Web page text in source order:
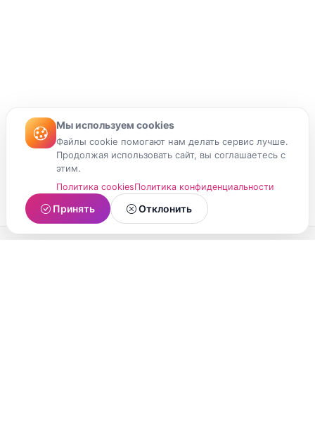
Мы используем cookies
Файлы cookie помогают нам делать сервис лучше.
Продолжая использовать сайт, вы соглашаетесь с
этим.
Политика cookiesПолитика конфиденциальности
Принять Отклонить